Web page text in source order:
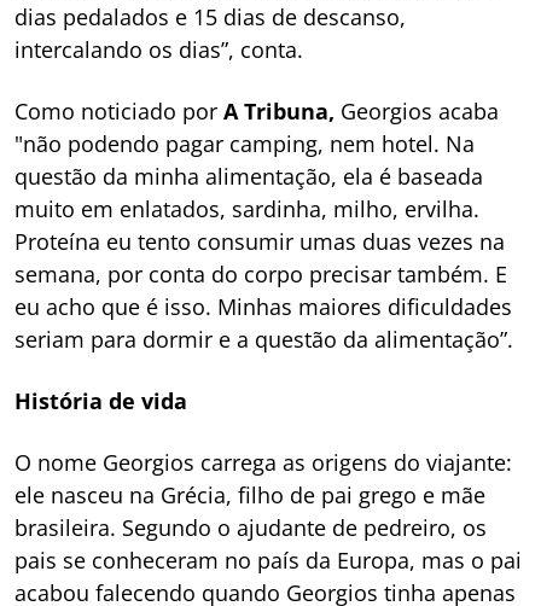
dias pedalados e 15 dias de descanso,
intercalando os dias”, conta.
Como noticiado por A Tribuna, Georgios acaba
"não podendo pagar camping, nem hotel. Na
questão da minha alimentação, ela é baseada
muito em enlatados, sardinha, milho, ervilha.
Proteína eu tento consumir umas duas vezes na
semana, por conta do corpo precisar também. E
eu acho que é isso. Minhas maiores dificuldades
seriam para dormir e a questão da alimentação”.
História de vida
O nome Georgios carrega as origens do viajante:
ele nasceu na Grécia, filho de pai grego e mãe
brasileira. Segundo o ajudante de pedreiro, os
pais se conheceram no país da Europa, mas o pai
acabou falecendo quando Georgios tinha apenas